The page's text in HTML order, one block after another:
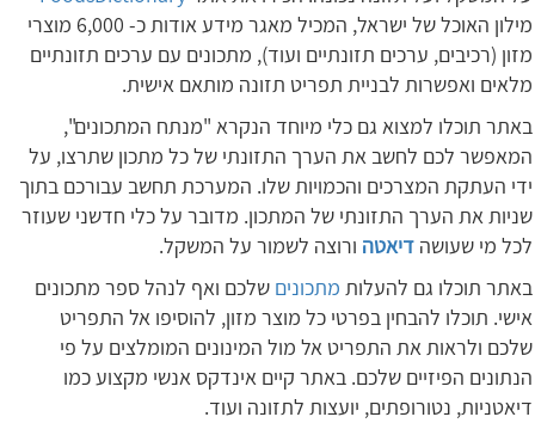
מילון האוכל של ישראל, המכיל מאגר מידע אודות כ- 6,000 מוצרי
מזון (רכיבים, ערכים תזונתיים ועוד), מתכונים עם ערכים תזונתיים
מלאים ואפשרות לבניית תפריט תזונה מותאם אישית.
באתר תוכלו למצוא גם כלי מיוחד הנקרא "מנתח המתכונים",
המאפשר לכם לחשב את הערך התזונתי של כל מתכון שתרצו, על
ידי העתקת המצרכים והכמויות שלו. המערכת תחשב עבורכם בתוך
שניות את הערך התזונתי של המתכון. מדובר על כלי חדשני שעוזר
לכל מי שעושה דיאטה ורוצה לשמור על המשקל.
באתר תוכלו גם להעלות מתכונים שלכם ואף לנהל ספר מתכונים
אישי. תוכלו להבחין בפרטי כל מוצר מזון, להוסיפו אל התפריט
שלכם ולראות את התפריט אל מול המינונים המומלצים על פי
הנתונים הפיזיים שלכם. באתר קיים אינדקס אנשי מקצוע כמו
דיאטניות, נטורופתים, יועצות לתזונה ועוד.